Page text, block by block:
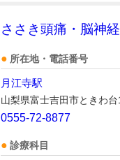
ささき頭痛・脳神
所在地・電話番号
月江寺駅
山梨県富士吉田市ときわ
0555-72-8877
診療科目